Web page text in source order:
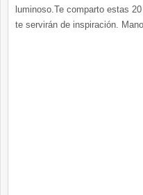
luminoso.Te comparto estas
te servirán de inspiración.